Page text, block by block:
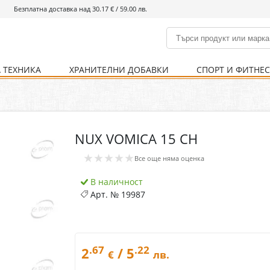
Безплатна доставка над 30.17 € / 59.00 лв.
Кости и стави Нервна система
Храносмилателна
Хомеопатия
ХРАНИТЕЛНИ ДОБАВКИ СПОРТ И ФИТНЕС
NUX VOMICA 15 CH
★★★★★ Все още няма оценка
В наличност
Арт. № 19987
2.67 € / 5.22 лв.